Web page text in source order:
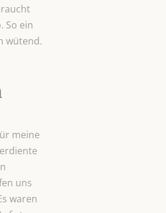
So ein
wütend.
meine
uns
waren